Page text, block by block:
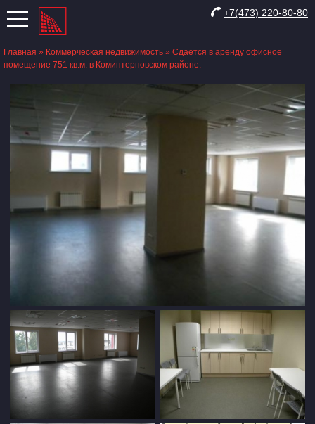
+7(473) 220-80-80
Главная » Коммерческая недвижимость » Сдается в аренду офисное
помещение 751 кв.м. в Коминтерновском районе.